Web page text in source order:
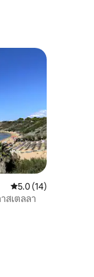
คะแนนเฉลี่ย 5.0 จาก
5.0 (14)
สเตลลา